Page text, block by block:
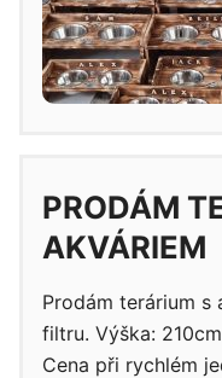
PRODÁM
AKVÁRIEM
Prodám terárium s
filtru. Výška:
Cena při rychlém